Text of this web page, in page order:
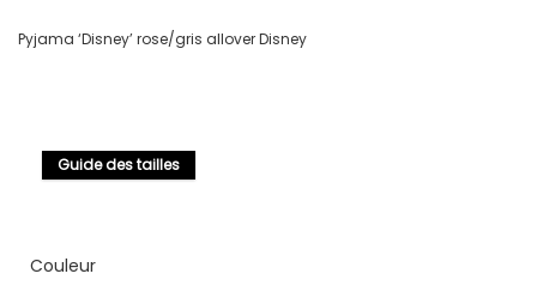
Pyjama ‘Disney’ rose/gris allover Disney
Guide des tailles
Couleur